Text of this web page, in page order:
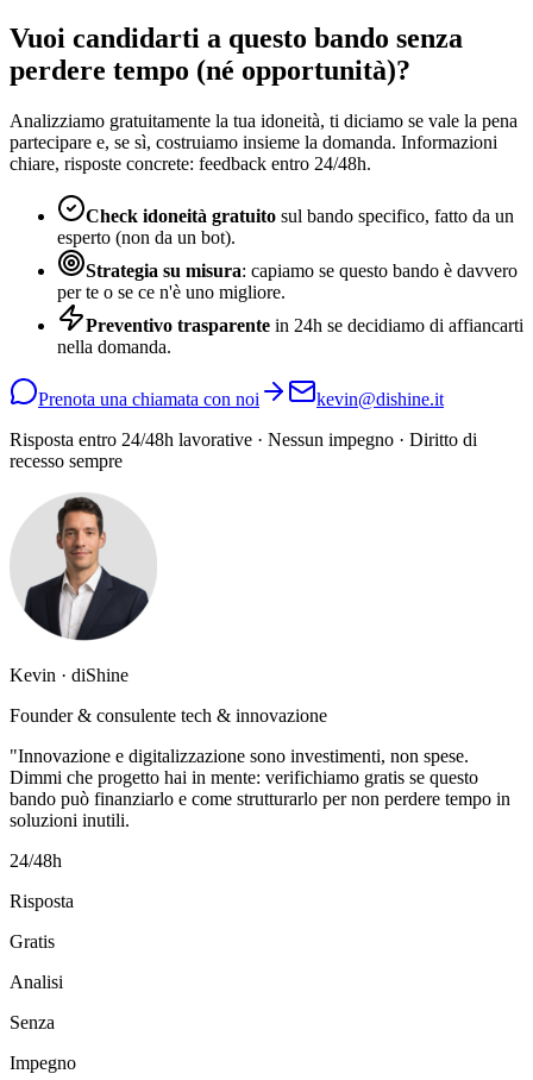
Vuoi candidarti a questo bando senza
perdere tempo (né opportunità)?
Analizziamo gratuitamente la tua idoneità, ti diciamo se vale la pena
partecipare e, se sì, costruiamo insieme la domanda. Informazioni
chiare, risposte concrete: feedback entro 24/48h.
Check idoneità gratuito sul bando specifico, fatto da un
esperto (non da un bot).
Strategia su misura: capiamo se questo bando è davvero
per te o se ce n'è uno migliore.
Preventivo trasparente in 24h se decidiamo di affiancarti
nella domanda.
Prenota una chiamata con noi
kevin@dishine.it
Risposta entro 24/48h lavorative · Nessun impegno · Diritto di
recesso sempre
Kevin · diShine
Founder & consulente tech & innovazione
"Innovazione e digitalizzazione sono investimenti, non spese.
Dimmi che progetto hai in mente: verifichiamo gratis se questo
bando può finanziarlo e come strutturarlo per non perdere tempo in
soluzioni inutili.
24/48h
Risposta
Gratis
Analisi
Senza
Impegno